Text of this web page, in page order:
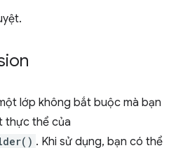
lớp không bắt buộc mà bạn
thực thể của
. Khi sử dụng, bạn có thể